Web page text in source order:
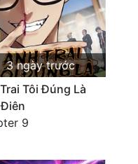
3 ngày trước
Tôi Đúng Là
9